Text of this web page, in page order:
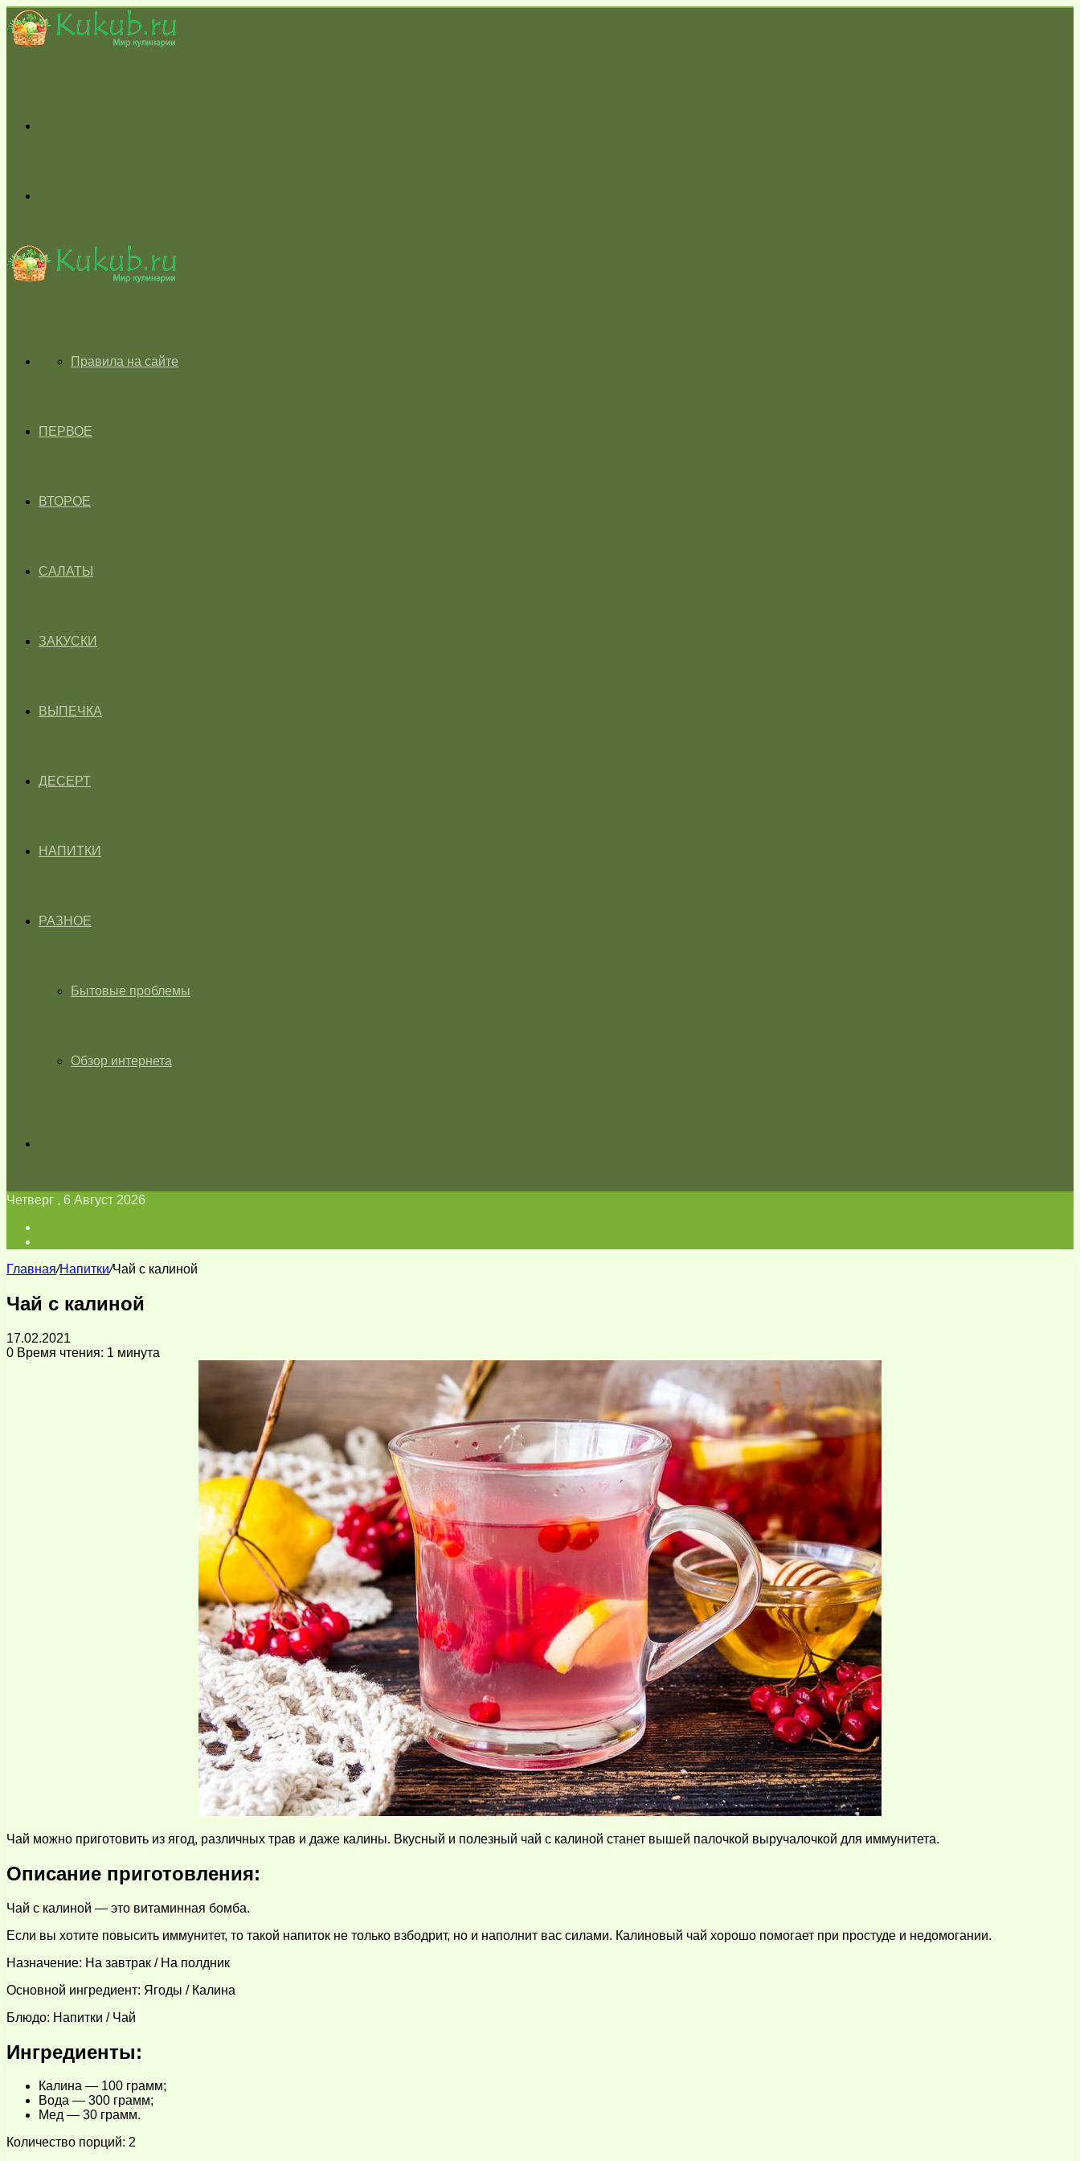
skin
ГЛАВНАЯПравила на сайте
ПЕРВОЕ
ВТОРОЕ
САЛАТЫ
ЗАКУСКИ
ВЫПЕЧКА
ДЕСЕРТ
НАПИТКИ
РАЗНОЕ
Бытовые проблемы
Обзор интернета
Четверг , 6 Август 2026
Главная/Напитки/Чай с калиной
Чай с калиной
17.02.2021
0 Время чтения: 1 минута
Чай можно приготовить из ягод, различных трав и даже калины. Вкусный и полезный чай с калиной станет вышей палочкой выручалочкой для иммунитета.
Описание приготовления:
Чай с калиной — это витаминная бомба.
Если вы хотите повысить иммунитет, то такой напиток не только взбодрит, но и наполнит вас силами. Калиновый чай хорошо помогает при простуде и недомогании.
Назначение: На завтрак / На полдник
Основной ингредиент: Ягоды / Калина
Блюдо: Напитки / Чай
Ингредиенты:
Калина — 100 грамм;
Вода — 300 грамм;
Мед — 30 грамм.
Количество порций: 2